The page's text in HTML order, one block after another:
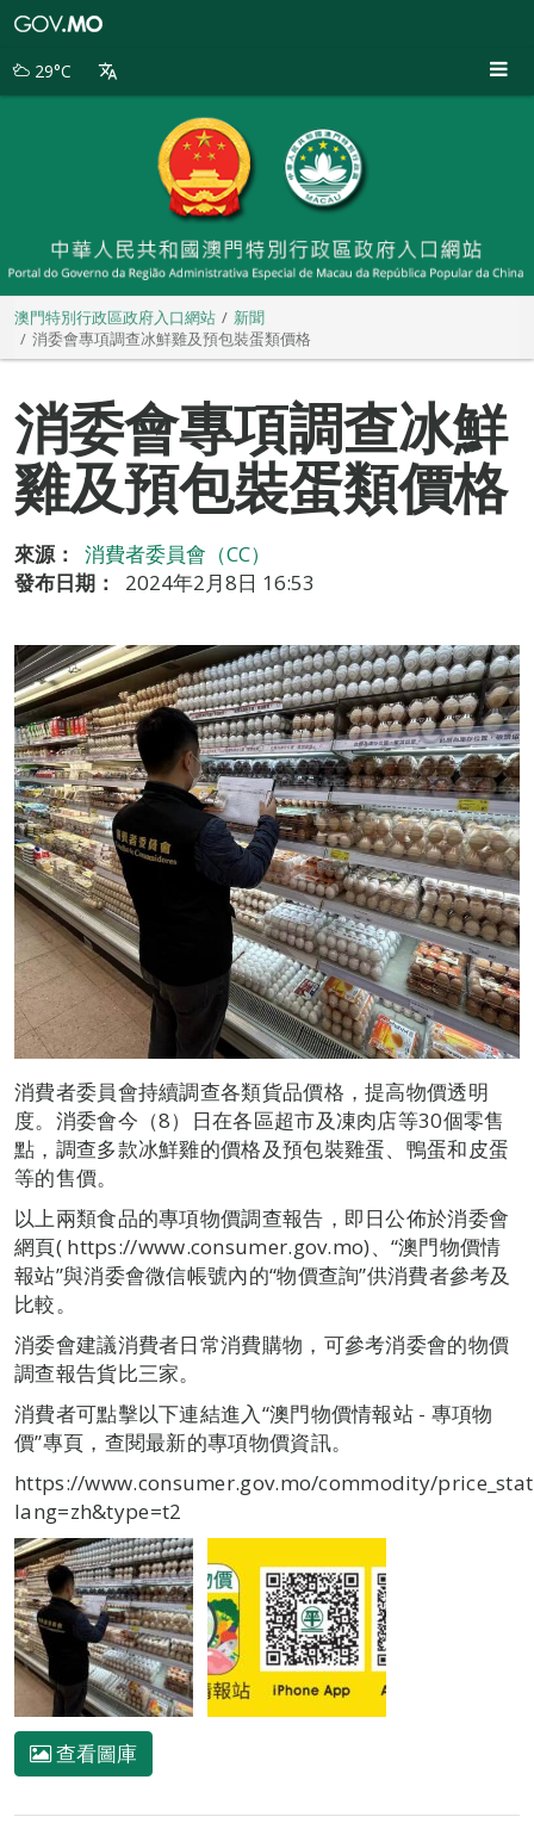
別
29°C
澳門特別行政區政府入口網站
新聞
消委會專項調查冰鮮雞及預包裝蛋類價格
消委會專項調查冰鮮
雞及預包裝蛋類價格
來源：
消費者委員會（CC）
發布日期：
2024年2月8日 16:53
消費者委員會持續調查各類貨品價格，提高物價透明
度。消委會今（8）日在各區超市及凍肉店等30個零售
點，調查多款冰鮮雞的價格及預包裝雞蛋、鴨蛋和皮蛋
等的售價。
以上兩類食品的專項物價調查報告，即日公佈於消委會
網頁( https://www.consumer.gov.mo)、“澳門物價情
報站”與消委會微信帳號內的“物價查詢”供消費者參考及
比較。
消委會建議消費者日常消費購物，可參考消委會的物價
調查報告貨比三家。
消費者可點擊以下連結進入“澳門物價情報站 - 專項物
價”專頁，查閱最新的專項物價資訊。
https://www.consumer.gov.mo/commodity/
lang=zh&type=t2
查看圖庫